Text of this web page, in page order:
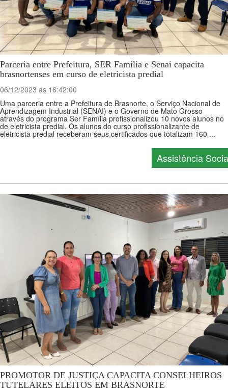
Parceria entre Prefeitura, SER Família e Senai capacita
brasnortenses em curso de eletricista predial
06/12/2023 ás 16:42:00
Uma parceria entre a Prefeitura de Brasnorte, o Serviço Nacional de
Aprendizagem Industrial (SENAI) e o Governo de Mato Grosso
através do programa Ser Família profissionalizou 10 novos alunos no
de eletricista predial. Os alunos do curso profissionalizante de
eletricista predial receberam seus certificados que totalizam 160 ...
Assistência
PROMOTOR DE JUSTIÇA CAPACITA CONSELHEIROS
TUTELARES ELEITOS EM BRASNORTE